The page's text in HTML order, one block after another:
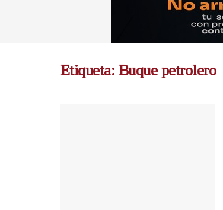
Etiqueta: Buque petrolero